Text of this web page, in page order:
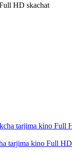
HD skachat
tarjima kino Full HD